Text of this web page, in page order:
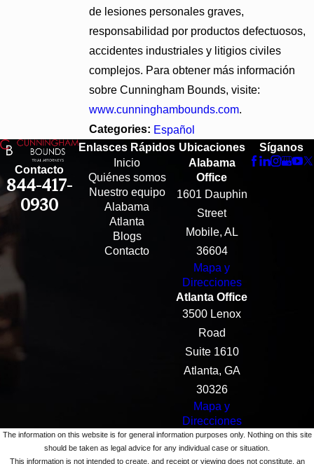
de lesiones personales graves,
responsabilidad por productos defectuosos,
accidentes industriales y litigios civiles
complejos. Para obtener más información
sobre Cunningham Bounds, visite:
www.cunninghambounds.com.
Categories: Español
Contacto
844-417-
0930
Enlasces Rápidos
Inicio
Quiénes somos
Nuestro equipo
Alabama
Atlanta
Blogs
Contacto
Ubicaciones
Alabama
Office
1601 Dauphin
Street
Mobile, AL
36604
Mapa y
Direcciones
Atlanta Office
3500 Lenox
Road
Suite 1610
Atlanta, GA
30326
Mapa y
Direcciones
Síganos
The information on this website is for general information purposes only. Nothing on this site
should be taken as legal advice for any individual case or situation.
This information is not intended to create, and receipt or viewing does not constitute, an